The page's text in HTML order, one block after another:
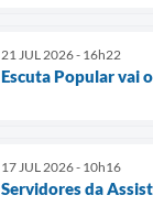
21 JUL 2026 - 16h22
Escuta Popular vai
17 JUL 2026 - 10h16
Servidores da